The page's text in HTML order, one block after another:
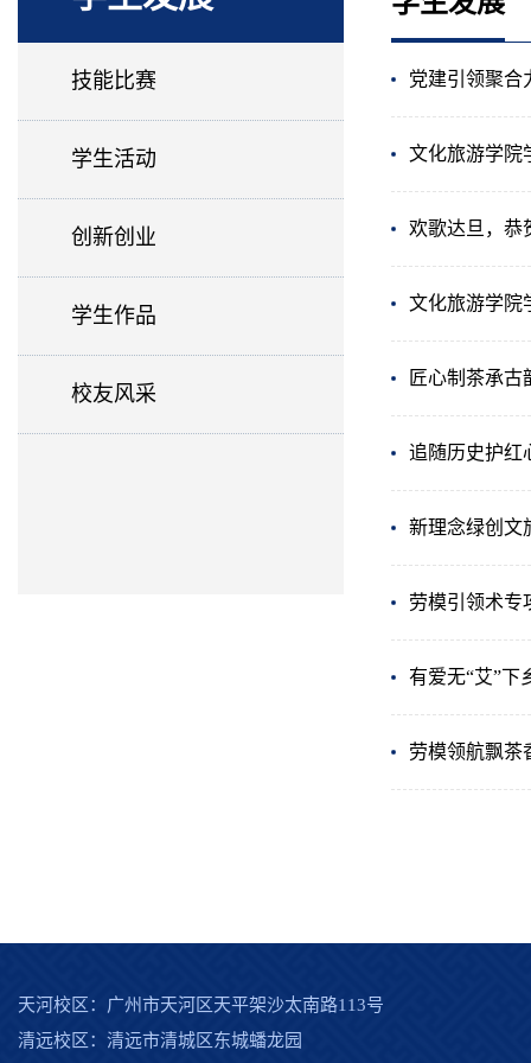
技能比赛
学生活动
创新创业
学生作品
校友风采
党建引领聚
文化旅游学院
欢歌达旦，
文化旅游学院
匠心制茶承
追随历史护红
新理念绿创文
劳模引领术专
有爱无“艾”
劳模领航飘茶
天河校区：广州市天河区天平架沙太南路113号
清远校区：清远市清城区东城蟠龙园